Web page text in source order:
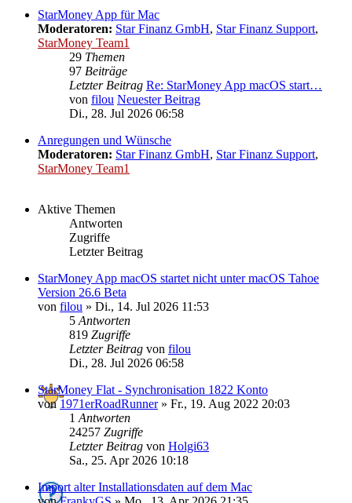
StarMoney App für Mac
Moderatoren: Star Finanz GmbH, Star Finanz Support,
StarMoney Team1
29 Themen
97 Beiträge
Letzter Beitrag Re: StarMoney App macOS start…
von filou Neuester Beitrag
Di., 28. Jul 2026 06:58
Anregungen und Wünsche
Moderatoren: Star Finanz GmbH, Star Finanz Support,
StarMoney Team1
Aktive Themen
Antworten
Zugriffe
Letzter Beitrag
StarMoney App macOS startet nicht unter macOS Tahoe
Version 26.6 Beta
von filou » Di., 14. Jul 2026 11:53
5 Antworten
819 Zugriffe
Letzter Beitrag von filou
Di., 28. Jul 2026 06:58
StarMoney Flat - Synchronisation 1822 Konto
von1971erRoadRunner» Fr., 19. Aug 2022 20:03
1 Antworten
24257 Zugriffe
Letzter Beitrag von Holgi63
Sa., 25. Apr 2026 10:18
Import alter Installationsdaten auf dem Mac